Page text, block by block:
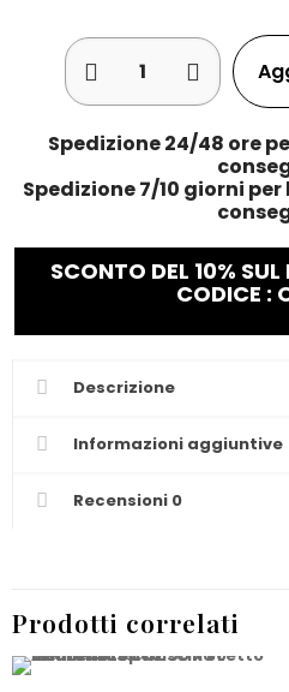
Spedizione 24/48 ore
Spedizione 7/10 giorni
SCONTO DEL 10%
CODICE :
Descrizione
Informazioni aggiuntive
Recensioni 0
Prodotti correlati